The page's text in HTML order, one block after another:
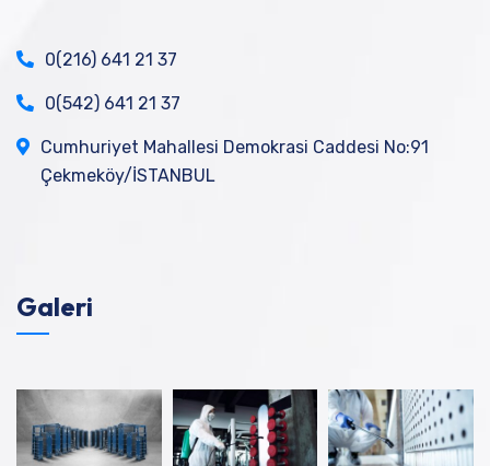
0(216) 641 21 37
0(542) 641 21 37
Cumhuriyet Mahallesi Demokrasi Caddesi No:91
Çekmeköy/İSTANBUL
Galeri